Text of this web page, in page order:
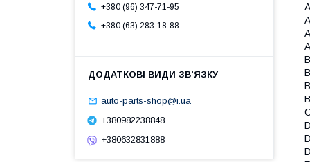
+380 (96) 347-71-95
+380 (63) 283-18-88
auto-parts-shop@i.ua
+380982238848
+380632831888